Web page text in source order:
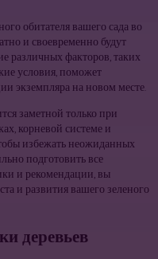
обитателя вашего сада во
и своевременно будут
различных факторов, таких
условия, поможет
экземпляра на новом месте.
заметной только при
корневой системе и
избежать неожиданных
подготовить все
и рекомендации, вы
и развития вашего зеленого
деревьев